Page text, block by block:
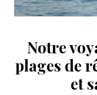
Notre
plages de
et